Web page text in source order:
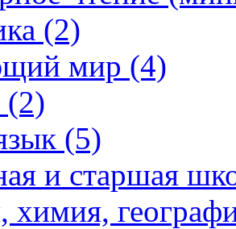
(2)
мир (4)
(2)
(5)
и старшая
химия,